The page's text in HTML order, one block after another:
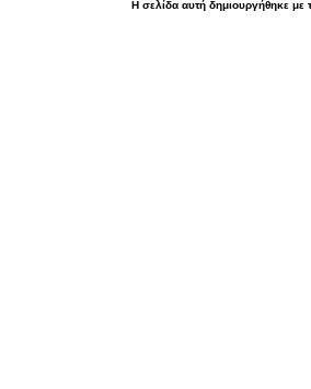
Η σελίδα αυτή δημιουργήθηκε με